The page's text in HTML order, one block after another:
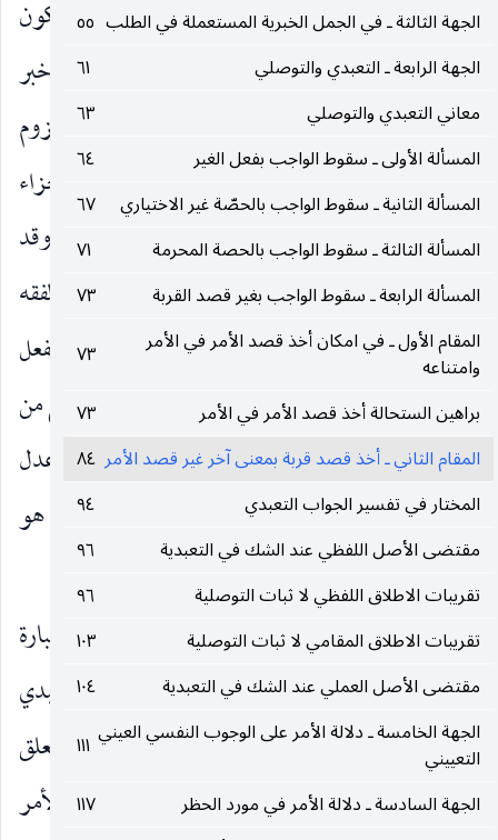
الجهة الثالثة ـ في الجمل الخبرية المستعملة في الطلب ٥٥
الجهة الرابعة ـ التعبدي والتوصلي
٦١
معاني التعبدي والتوصلي
٦٣
المسألة الأولى ـ سقوط الواجب بفعل الغير
٦٤
المسألة الثانية ـ سقوط الواجب بالحصّة غير الاختياري
٦٧
المسألة الثالثة ـ سقوط الواجب بالحصة المحرمة
٧١
المسألة الرابعة ـ سقوط الواجب بغير قصد القربة
٧٣
المقام الأول ـ في امكان أخذ قصد الأمر في الأمر
وامتناعه
٧٣
براهين الستحالة أخذ قصد الأمر في الأمر
٧٣
المقام الثاني ـ أخذ قصد قربة بمعنى آخر غير قصد الأمر ٨٤
المختار في تفسير الجواب التعبدي
٩٤
مقتضى الأصل اللفظي عند الشك في التعبدية
٩٦
تقريبات الاطلاق اللفظي لا ثبات التوصلية
٩٦
تقريبات الاطلاق المقامي لا ثبات التوصلية
١٠٣
مقتضى الأصل العملي عند الشك في التعبدية
١٠٤
الجهة الخامسة ـ دلالة الأمر على الوجوب النفسي العيني
التعييني
١١١
الجهة السادسة ـ دلالة الأمر في مورد الحظر
١١٧
والشرائط والآخر على الإتيان بها مع قصد الأمر ويكون
الأمر الثاني فعليته في طول الأمر الأول نظير حجية خبر
الواسطة فهذا موقوف على ما تقدم فيما سبق من لزوم
تعلق الأمر بعنوان من قبيل وجوب هذه الاجزاء
والشرائط بما فيها قصد الأمر كلما أمكن شيء منهما ، وقد
ذكرنا ان هذا خلاف واقع الأوامر العبادية الثابتة في الفقه
ولا يفيد في إثبات أصالة التوصلية لما إذا تعلق أمر بفعل
من الأفعال ، على أنه لا يسلم من الوجه الثالث والرابع من
وجوه الاستحالة الأربعة ، وكأن المحقق العراقي انما عدل
عن صياغة تعدد الجعل إلى وحدة الجعل لكون ذلك هو
الأمر العرفي في الواجبات التعبدية.
النقطة الثالثة ـ ان تفسر العبادية بما يظهر من عبارة
صاحب الكفاية ( قده ) من ان الأمر التوصلي والتعبدي
كلاهما متعلقان بذات الفعل فمن حيث الأمر ومتعلق
الوجوب لا فرق بينهما ، وانما الفرق بينهما في ان الأمر